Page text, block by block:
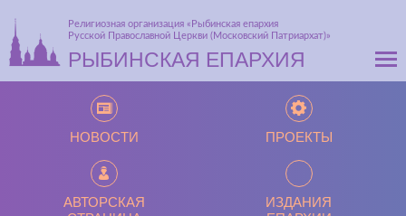
Религиозная организация «Рыбинская епархия
Русской Православной Церкви (Московский Патриархат)»
РЫБИНСКАЯ ЕПАРХИЯ
НОВОСТИ ПРОЕКТЫ
АВТОРСКАЯ
ИЗДАНИЯ